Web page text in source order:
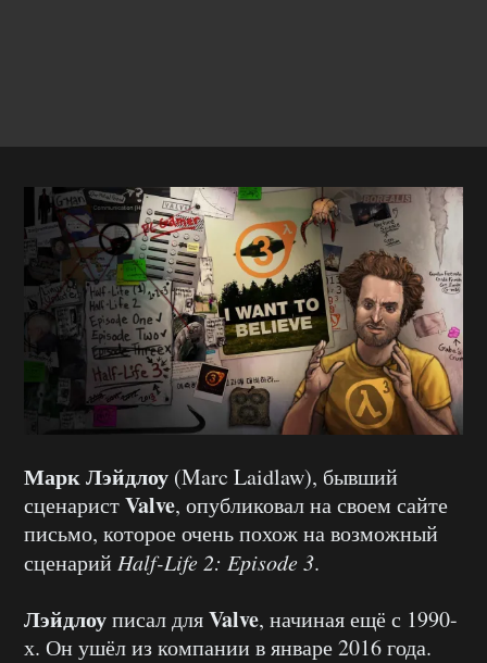
Марк Лэйдлоу (Marc Laidlaw), бывший
сценаристValve, опубликовал на своем сайте
письмо, которое очень похож на возможный
сценарий Half-Life 2: Episode 3.
Лэйдлоуписал дляValve, начиная ещё с 1990-
х. Он ушёл из компании в январе 2016 года.